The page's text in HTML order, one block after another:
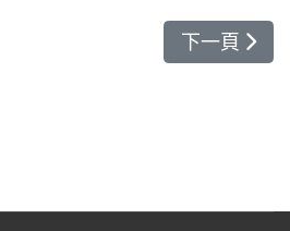
醫療30 為健康加「油」下一篇文章
下一頁